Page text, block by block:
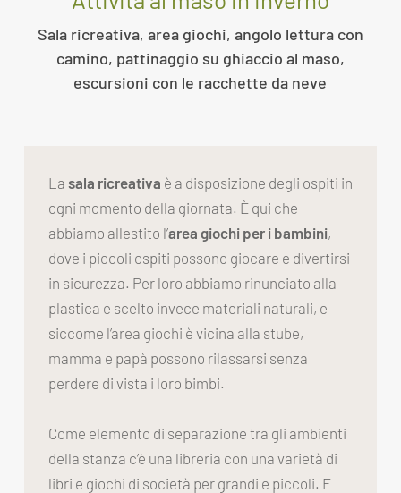
Sala ricreativa, area giochi, angolo lettura con
camino, pattinaggio su ghiaccio al maso,
escursioni con le racchette da neve
La sala ricreativa è a disposizione degli ospiti in
ogni momento della giornata. È qui che
abbiamo allestito l’area giochi per i bambini,
dove i piccoli ospiti possono giocare e divertirsi
in sicurezza. Per loro abbiamo rinunciato alla
plastica e scelto invece materiali naturali, e
siccome l’area giochi è vicina alla stube,
mamma e papà possono rilassarsi senza
perdere di vista i loro bimbi.
Come elemento di separazione tra gli ambienti
della stanza c’è una libreria con una varietà di
libri e giochi di società per grandi e piccoli. E